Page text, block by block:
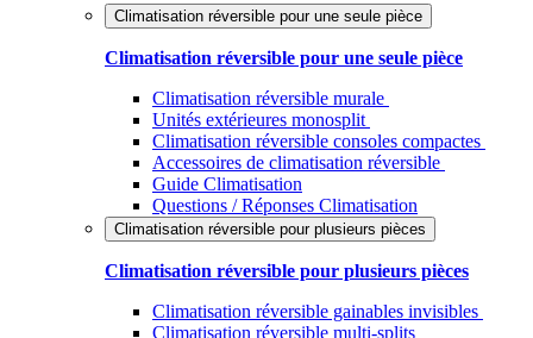
Climatisation réversible pour une seule pièce
Climatisation réversible pour une seule pièce
Climatisation réversible murale
Unités extérieures monosplit
Climatisation réversible consoles compactes
Accessoires de climatisation réversible
Guide Climatisation
Questions / Réponses Climatisation
Climatisation réversible pour plusieurs pièces
Climatisation réversible pour plusieurs pièces
Climatisation réversible gainables invisibles
Climatisation réversible multi-splits